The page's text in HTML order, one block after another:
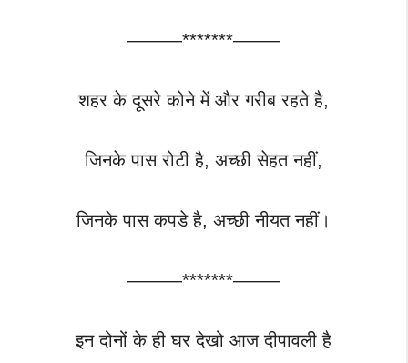
———*******——–
शहर के दूसरे कोने में और गरीब रहते है,
जिनके पास रोटी है, अच्छी सेहत नहीं,
जिनके पास कपडे है, अच्छी नीयत‌ नहीं।
———*******——–
इन दोनों के ही घर देखो आज दीपावली है